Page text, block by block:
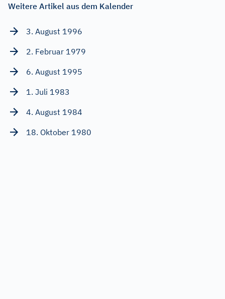
Weitere Artikel aus dem Kalender
3. August 1996
2. Februar 1979
6. August 1995
1. Juli 1983
4. August 1984
18. Oktober 1980